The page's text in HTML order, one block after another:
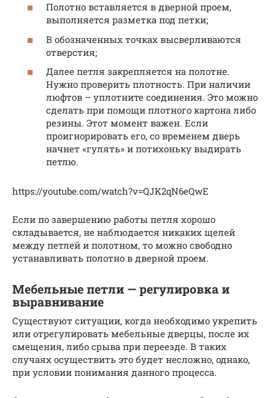
Полотно вставляется в дверной проем,
выполняется разметка под петки;
В обозначенных точках высверливаются
отверстия;
Далее петля закрепляется на полотне.
Нужно проверить плотность. При наличии
люфтов – уплотните соединения. Это можно
сделать при помощи плотного картона либо
резины. Этот момент важен. Если
проигнорировать его, со временем дверь
начнет «гулять» и потихоньку выдирать
петлю.
https://youtube.com/watch?v=QJK2qN6eQwE
Если по завершению работы петля хорошо
складывается, не наблюдается никаких щелей
между петлей и полотном, то можно свободно
устанавливать полотно в дверной проем.
Мебельные петли — регулировка и
выравнивание
Существуют ситуации, когда необходимо укрепить
или отрегулировать мебельные дверцы, после их
смещения, либо срыва при переезде. В таких
случаях осуществить это будет несложно, однако,
при условии понимания данного процесса.